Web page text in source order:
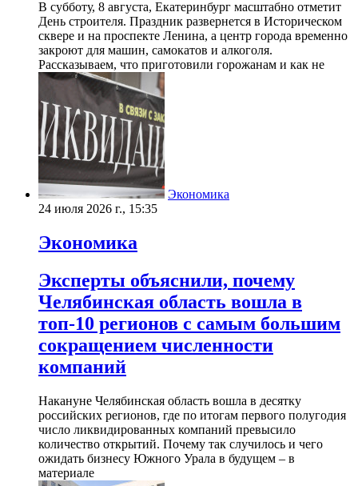
В субботу, 8 августа, Екатеринбург масштабно отметит
День строителя. Праздник развернется в Историческом
сквере и на проспекте Ленина, а центр города временно
закроют для машин, самокатов и алкоголя.
Рассказываем, что приготовили горожанам и как не
Экономика
24 июля 2026 г., 15:35
Экономика
Эксперты объяснили, почему
Челябинская область вошла в
топ-10 регионов с самым большим
сокращением численности
компаний
Накануне Челябинская область вошла в десятку
российских регионов, где по итогам первого полугодия
число ликвидированных компаний превысило
количество открытий. Почему так случилось и чего
ожидать бизнесу Южного Урала в будущем – в
материале